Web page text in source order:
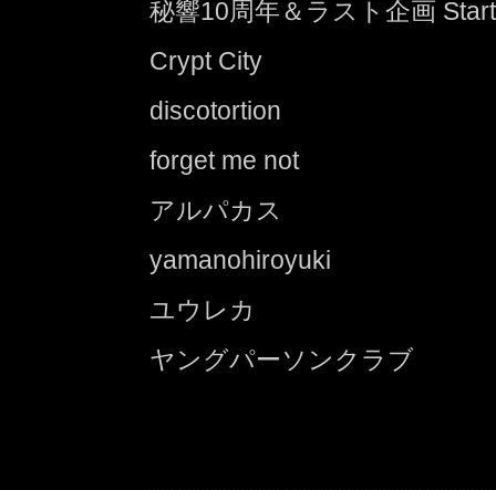
秘響10周年＆ラスト企画
Crypt City
discotortion
forget me not
アルパカス
yamanohiroyuki
ユウレカ
ヤングパーソンクラブ